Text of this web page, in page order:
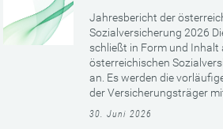
Jahresbericht der
Sozialversicherung 2026
schließt in Form und Inhalt
österreichischen
an. Es werden die
der Versicherungsträger
30. Juni 2026